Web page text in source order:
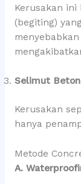
Kerusakan ini
(begiting)
Selimut
Kerusakan
hanya
Metode
A.